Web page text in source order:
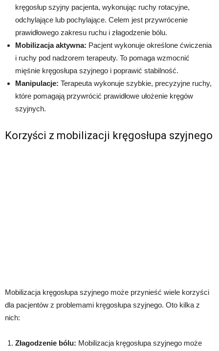
kręgosłup szyjny pacjenta, wykonując ruchy rotacyjne,
odchylające lub pochylające. Celem jest przywrócenie
prawidłowego zakresu ruchu i złagodzenie bólu.
Mobilizacja aktywna: Pacjent wykonuje określone ćwiczenia
i ruchy pod nadzorem terapeuty. To pomaga wzmocnić
mięśnie kręgosłupa szyjnego i poprawić stabilność.
Manipulacje: Terapeuta wykonuje szybkie, precyzyjne ruchy,
które pomagają przywrócić prawidłowe ułożenie kręgów
szyjnych.
Korzyści z mobilizacji kręgosłupa szyjnego
Mobilizacja kręgosłupa szyjnego może przynieść wiele korzyści
dla pacjentów z problemami kręgosłupa szyjnego. Oto kilka z
nich:
Złagodzenie bólu: Mobilizacja kręgosłupa szyjnego może